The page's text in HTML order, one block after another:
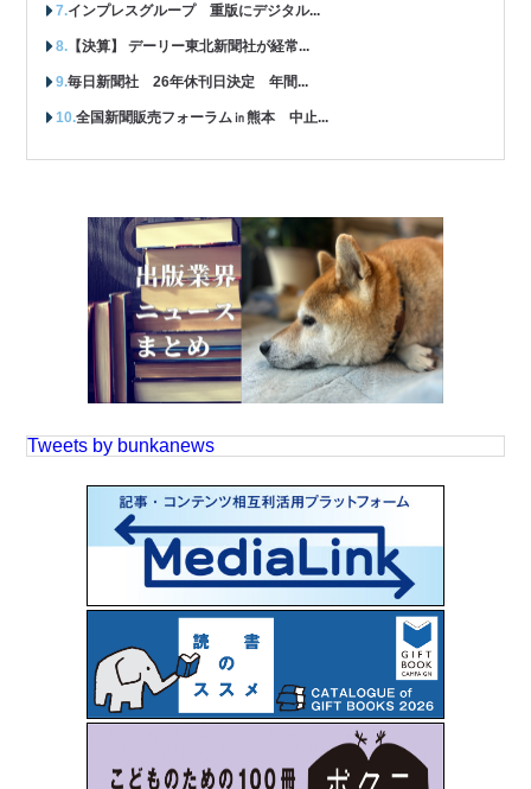
インプレスグループ 重版にデジタル...
【決算】 デーリー東北新聞社が経常...
毎日新聞社 26年休刊日決定 年間...
全国新聞販売フォーラム㏌熊本 中止...
Tweets by bunkanews